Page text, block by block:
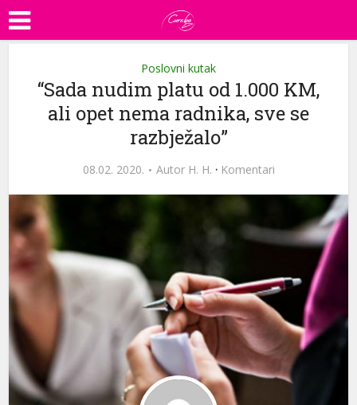
Poslovni kutak
“Sada nudim platu od 1.000 KM,
ali opet nema radnika, sve se
razbježalo”
08.02. 2020. Autor H. H. · Komentari